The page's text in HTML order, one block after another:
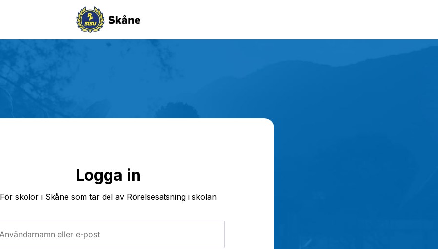
Logga in
För skolor i Skåne som tar del av Rörelsesatsning i skolan